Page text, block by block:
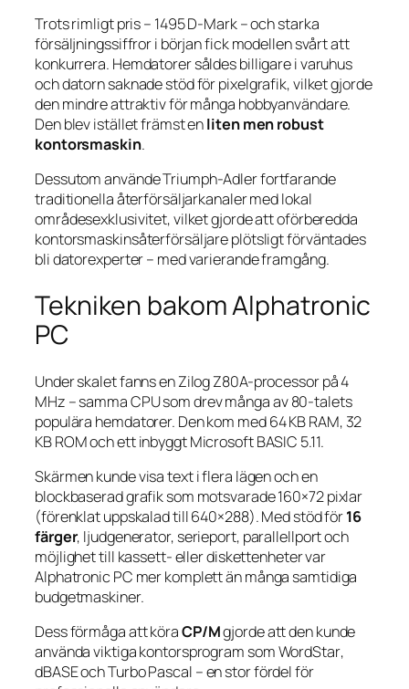
Trots rimligt pris – 1495 D-Mark – och starka
försäljningssiffror i början fick modellen svårt att
konkurrera. Hemdatorer såldes billigare i varuhus
och datorn saknade stöd för pixelgrafik, vilket gjorde
den mindre attraktiv för många hobbyanvändare.
Den blev istället främst enliten men robust
kontorsmaskin.
Dessutom använde Triumph-Adler fortfarande
traditionella återförsäljarkanaler med lokal
områdesexklusivitet, vilket gjorde att oförberedda
kontorsmaskinsåterförsäljare plötsligt förväntades
bli datorexperter – med varierande framgång.
Tekniken bakom Alphatronic
PC
Under skalet fanns en Zilog Z80A-processor på 4
MHz – samma CPU som drev många av 80-talets
populära hemdatorer. Den kom med 64 KB RAM, 32
KB ROM och ett inbyggt Microsoft BASIC 5.11.
Skärmen kunde visa text i flera lägen och en
blockbaserad grafik som motsvarade 160×72 pixlar
(förenklat uppskalad till 640×288). Med stöd för16
färger, ljudgenerator, serieport, parallellport och
möjlighet till kassett- eller diskettenheter var
Alphatronic PC mer komplett än många samtidiga
budgetmaskiner.
Dess förmåga att köraCP/Mgjorde att den kunde
använda viktiga kontorsprogram somWordStar,
dBASEochTurbo Pascal – en stor fördel för